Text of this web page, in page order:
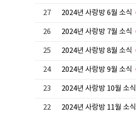
27 2024년 사랑방 6월 소식
26 2024년 사랑방 7월 소식
25 2024년 사랑방 8월 소식
24 2024년 사랑방 9월 소식
23 2024년 사랑방 10월 소식
22 2024년 사랑방 11월 소식